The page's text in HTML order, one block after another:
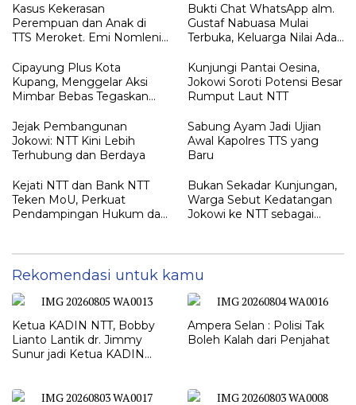
Kasus Kekerasan
Perempuan dan Anak di
TTS Meroket. Emi Nomleni :
Paling Aman
Bukti Chat WhatsApp alm.
Gustaf Nabuasa Mulai
Terbuka, Keluarga Nilai Ada
Belum Didalami Penyidik
Cipayung Plus Kota
Kupang, Menggelar Aksi
Mimbar Bebas Tegaskan
Gelar “RAJA TIMOR”
Kepada JOKO WIDODO
Kunjungi Pantai Oesina,
Jokowi Soroti Potensi Besar
Rumput Laut NTT
Jejak Pembangunan
Jokowi: NTT Kini Lebih
Terhubung dan Berdaya
Sabung Ayam Jadi Ujian
Awal Kapolres TTS yang
Baru
Kejati NTT dan Bank NTT
Teken MoU, Perkuat
Pendampingan Hukum dan
Bukan Sekadar Kunjungan,
Warga Sebut Kedatangan
Jokowi ke NTT sebagai
Rekomendasi untuk kamu
Ketua KADIN NTT, Bobby
Lianto Lantik dr. Jimmy
Sunur jadi Ketua KADIN
Ampera Selan : Polisi Tak
Boleh Kalah dari Penjahat